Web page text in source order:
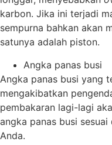
karbon. Jika ini terjadi
sempurna bahkan akan
satunya adalah piston.
Angka panas busi
Angka panas busi yang
mengakibatkan
pembakaran lagi-lagi
angka panas busi
Anda.